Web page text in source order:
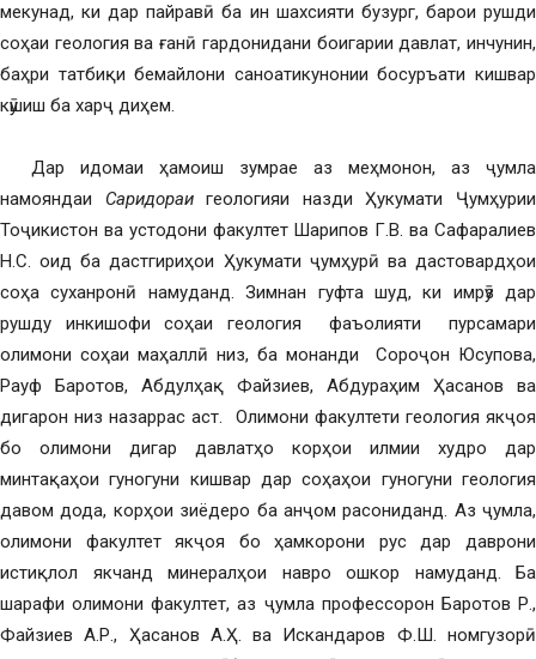
мекунад, ки дар пайравӣ ба ин шахсияти бузург, барои рушди
соҳаи геология ва ғанӣ гардонидани боигарии давлат, инчунин,
баҳри татбиқи бемайлони саноатикунонии босуръати кишвар
кӯшиш ба харҷ диҳем.
Дар идомаи ҳамоиш зумрае аз меҳмонон, аз ҷумла
намояндаи Саридораигеологияи назди Ҳукумати Ҷумҳурии
Тоҷикистон ва устодони факултет Шарипов Г.В. ва Сафаралиев
Н.С. оид ба дастгириҳои Ҳукумати ҷумҳурӣ ва дастовардҳои
соҳа суханронӣ намуданд. Зимнан гуфта шуд, ки имрӯз дар
рушду инкишофи соҳаи геология фаъолияти пурсамари
олимони соҳаи маҳаллӣ низ, ба монанди Сороҷон Юсупова,
Рауф Баротов, Абдулҳақ Файзиев, Абдураҳим Ҳасанов ва
дигарон низ назаррас аст. Олимони факултети геология якҷоя
бо олимони дигар давлатҳо корҳои илмии худро дар
минтақаҳои гуногуни кишвар дар соҳаҳои гуногуни геология
давом дода, корҳои зиёдеро ба анҷом расониданд. Аз ҷумла,
олимони факултет якҷоя бо ҳамкорони рус дар даврони
истиқлол якчанд минералҳои навро ошкор намуданд. Ба
шарафи олимони факултет, аз ҷумла профессорон Баротов Р.,
Файзиев А.Р., Ҳасанов А.Ҳ. ва Искандаров Ф.Ш. номгузорӣ